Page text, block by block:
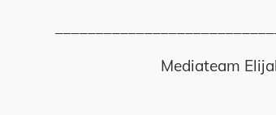
Mediateam